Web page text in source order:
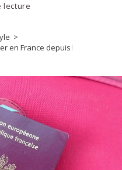
lecture
>
en France depuis le Maroc